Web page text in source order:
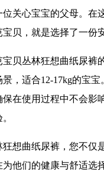
关心宝宝的父母。在
贝，就是选择了一份
贝丛林狂想曲纸尿裤
，适合12-17kg的宝
在使用过程中不会影
想曲纸尿裤，您不仅
他们的健康与舒适选